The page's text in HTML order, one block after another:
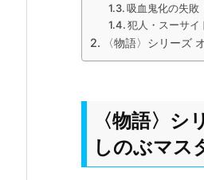
吸血鬼化の失敗
犯人・スーサイ
〈物語〉シリーズ
〈物語〉
しのぶマス